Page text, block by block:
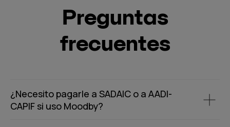
Preguntas
frecuentes
¿Necesito pagarle a SADAIC o a AADI-
CAPIF si uso Moodby?